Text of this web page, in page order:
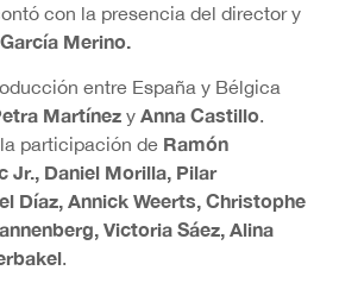
con la presencia del director y
Merino.
entre España y Bélgica
Martínez y Anna Castillo.
participación de Ramón
Jr., Daniel Morilla, Pilar
Díaz, Annick Weerts, Christophe
Victoria Sáez, Alina
.